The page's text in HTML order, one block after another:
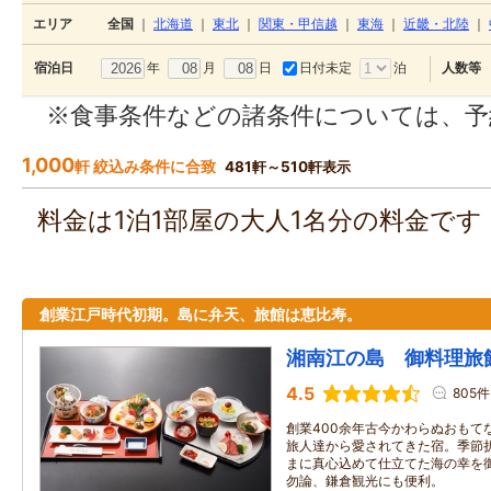
エリア 全国 北海道 東北 関東・甲信越 東海 近畿・北陸
宿泊日 年 月 日 日付未定 泊 人数等
※食事条件などの諸条件については、
1,000軒 絞込み条件に合致 481軒～510軒表示
料金は1泊1部屋の大人1名分の料金で
創業江戸時代初期。島に弁天、旅館は恵比寿。
湘南江の島 御料理
4.5 805件
創業400余年古今かわらぬおもて
旅人達から愛されてきた宿。季節
まに真心込めて仕立てた海の幸を
勿論、鎌倉観光にも便利。